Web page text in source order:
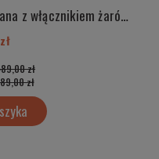
Biała lampka biurkowa regulowana z włącznikiem żarówka E27 IZMIR 4996
zł
zł